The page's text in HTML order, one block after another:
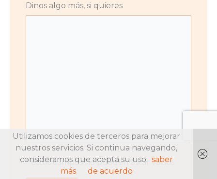
Dinos algo más, si quieres
* estos campos no pueden estar vacios
Utilizamos cookies de terceros para mejorar
nuestros servicios. Si continua navegando,
consideramos que acepta su uso. saber
más
de acuerdo